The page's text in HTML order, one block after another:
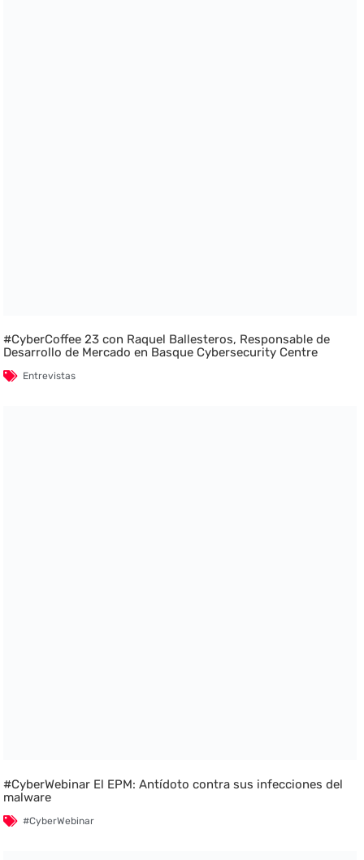
#CyberCoffee 23 con Raquel Ballesteros, Responsable de
Desarrollo de Mercado en Basque Cybersecurity Centre
Entrevistas
#CyberWebinar El EPM: Antídoto contra sus infecciones del
malware
#CyberWebinar